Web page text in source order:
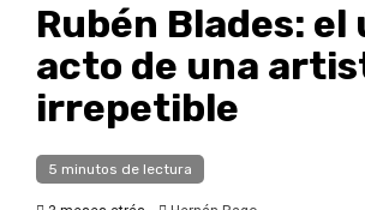
Rubén Blades:
acto de una
irrepetible
5 minutos de lectura